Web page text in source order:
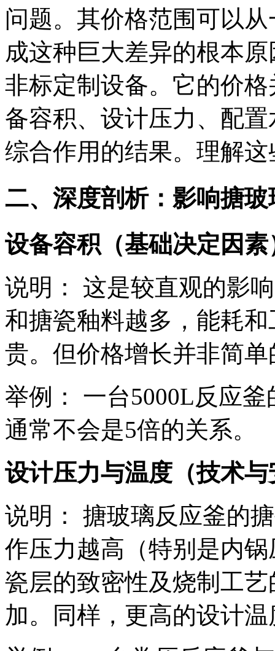
问题。其价格范围可以
成这种巨大差异的根本
非标定制设备。它的价
备容积、设计压力、配
综合作用的结果。理解
二、深度剖析：影响搪
设备容积（基础决定因素
说明： 这是较直观的影
和搪瓷釉料越多，能耗
贵。但价格增长并非简
举例： 一台5000L反应
通常不会是5倍的关系。
设计压力与温度（技术
说明： 搪玻璃反应釜的
作压力越高（特别是内
瓷层的致密性及烧制工
加。同样，更高的设计